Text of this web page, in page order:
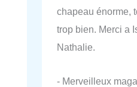
chapeau énorme,
trop bien. Merci a
Nathalie.
- Merveilleux